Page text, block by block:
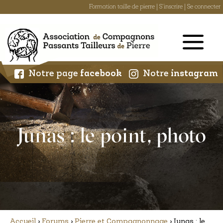
Formation taille de pierre S'inscrire Se connecter
content
Notre page facebook Notre instagram
Junas : le point, photo